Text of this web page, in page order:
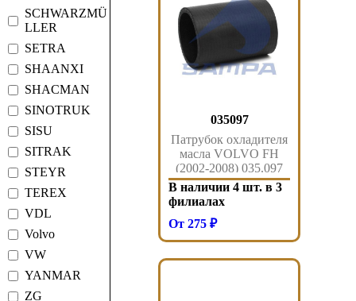
SCHWARZMÜ
LLER
SETRA
SHAANXI
SHACMAN
SINOTRUK
SISU
SITRAK
STEYR
TEREX
VDL
Volvo
VW
YANMAR
ZG
035097
Патрубок охладителя
масла VOLVO FH
(2002-2008) 035.097
Sampa
В наличии 4 шт. в 3
филиалах
От 275 ₽